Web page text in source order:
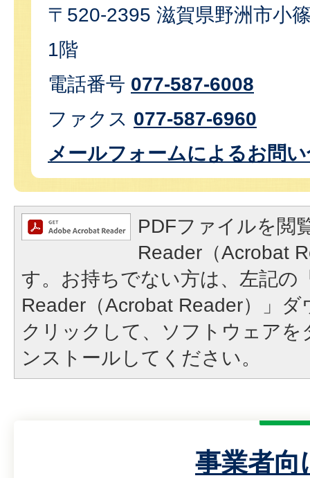
〒520-2395 滋賀県野洲市小
1階
電話番号 077-587-6008
ファクス 077-587-6960
メールフォームによるお問
PDFファイルを閲
Reader（Acrobat
す。お持ちでない方は、左記の
Reader（Acrobat Reader）」
クリックして、ソフトウェア
ンストールしてください。
事業者向